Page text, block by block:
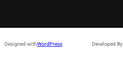
Designed withWordPress Developed By